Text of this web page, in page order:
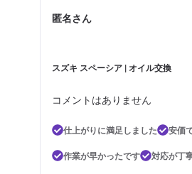
匿名さん
スズキ スペーシア | オイル交換
コメントはありません
仕上がりに満足しました
安価
作業が早かったです
対応が丁